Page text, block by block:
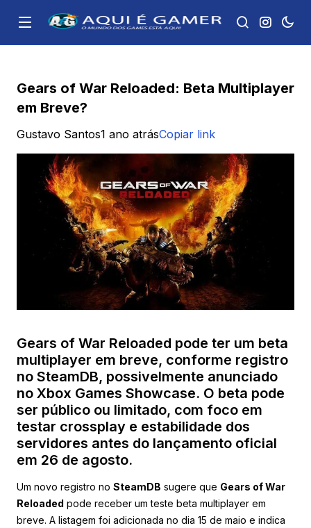
Gears of War Reloaded: Beta Multiplayer
em Breve?
Gustavo Santos1 ano atrásCopiar link
Gears of War Reloaded pode ter um beta
multiplayer em breve, conforme registro
no SteamDB, possivelmente anunciado
no Xbox Games Showcase. O beta pode
ser público ou limitado, com foco em
testar crossplay e estabilidade dos
servidores antes do lançamento oficial
em 26 de agosto.
Um novo registro no SteamDB sugere que Gears of War
Reloaded pode receber um teste beta multiplayer em
breve. A listagem foi adicionada no dia 15 de maio e indica